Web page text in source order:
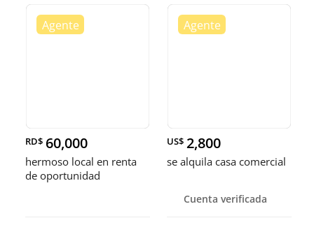
RD$ 60,000
hermoso local en renta
de oportunidad
US$ 2,800
se alquila casa comercial
Cuenta verificada